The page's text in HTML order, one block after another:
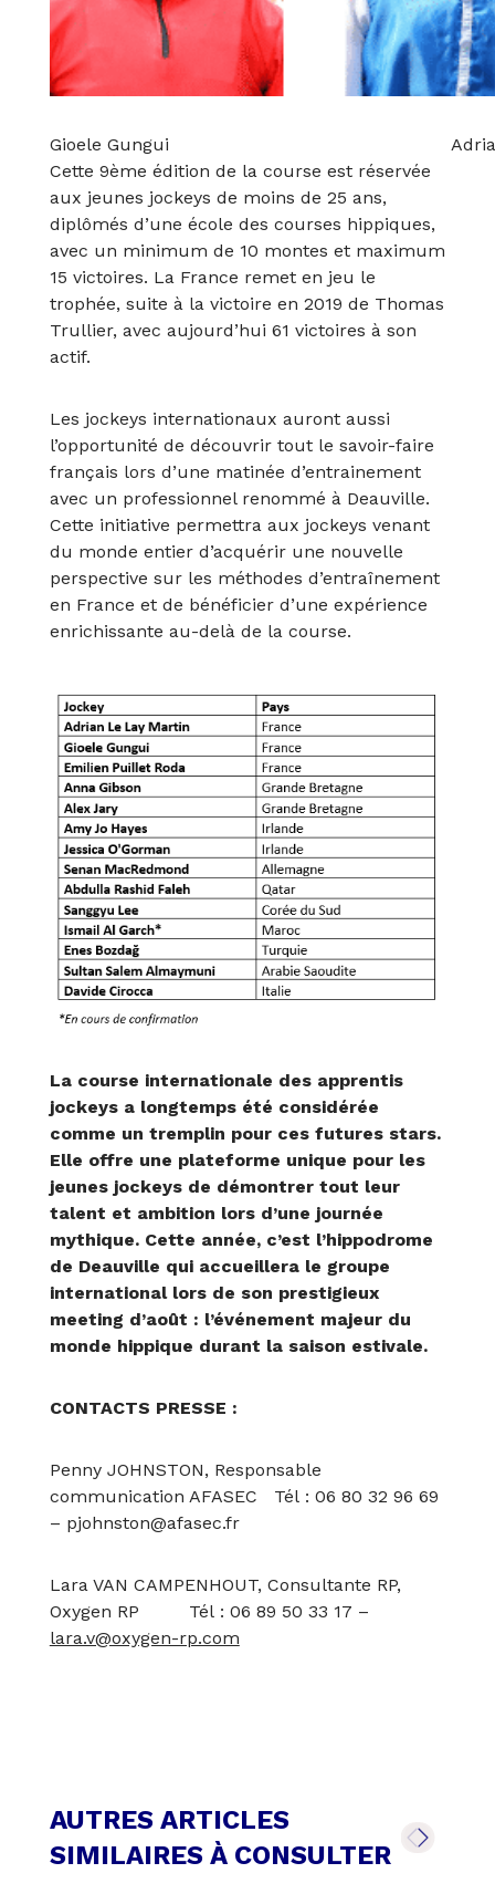
Gioele Gungui Adrian
Cette 9ème édition de la course est réservée
aux jeunes jockeys de moins de 25 ans,
diplômés d’une école des courses hippiques,
avec un minimum de 10 montes et maximum
15 victoires. La France remet en jeu le
trophée, suite à la victoire en 2019 de Thomas
Trullier, avec aujourd’hui 61 victoires à son
actif.
Les jockeys internationaux auront aussi
l’opportunité de découvrir tout le savoir-faire
français lors d’une matinée d’entrainement
avec un professionnel renommé à Deauville.
Cette initiative permettra aux jockeys venant
du monde entier d’acquérir une nouvelle
perspective sur les méthodes d’entraînement
en France et de bénéficier d’une expérience
enrichissante au-delà de la course.
La course internationale des apprentis
jockeys a longtemps été considérée
comme un tremplin pour ces futures stars.
Elle offre une plateforme unique pour les
jeunes jockeys de démontrer tout leur
talent et ambition lors d’une journée
mythique. Cette année, c’est l’hippodrome
de Deauville qui accueillera le groupe
international lors de son prestigieux
meeting d’août : l’événement majeur du
monde hippique durant la saison estivale.
CONTACTS PRESSE :
Penny JOHNSTON, Responsable
communication AFASEC Tél : 06 80 32 96 69
– pjohnston@afasec.fr
Lara VAN CAMPENHOUT, Consultante RP,
Oxygen RP Tél : 06 89 50 33 17 –
lara.v@oxygen-rp.com
AUTRES ARTICLES
SIMILAIRES À CONSULTER